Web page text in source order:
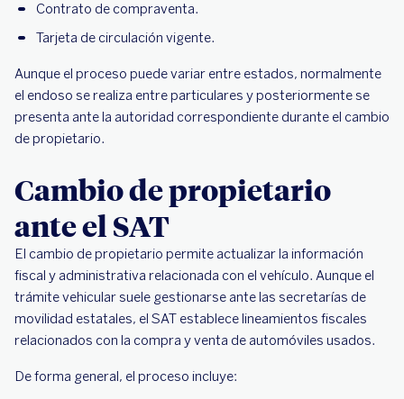
Contrato de compraventa.
Tarjeta de circulación vigente.
Aunque el proceso puede variar entre estados, normalmente
el endoso se realiza entre particulares y posteriormente se
presenta ante la autoridad correspondiente durante el cambio
de propietario.
Cambio de propietario
ante el SAT
El cambio de propietario permite actualizar la información
fiscal y administrativa relacionada con el vehículo. Aunque el
trámite vehicular suele gestionarse ante las secretarías de
movilidad estatales, el SAT establece lineamientos fiscales
relacionados con la compra y venta de automóviles usados.
De forma general, el proceso incluye: